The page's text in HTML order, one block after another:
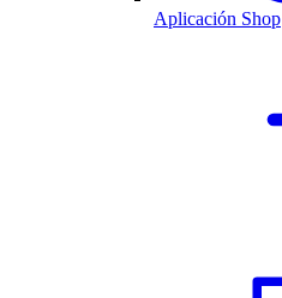
Aplicación Shop